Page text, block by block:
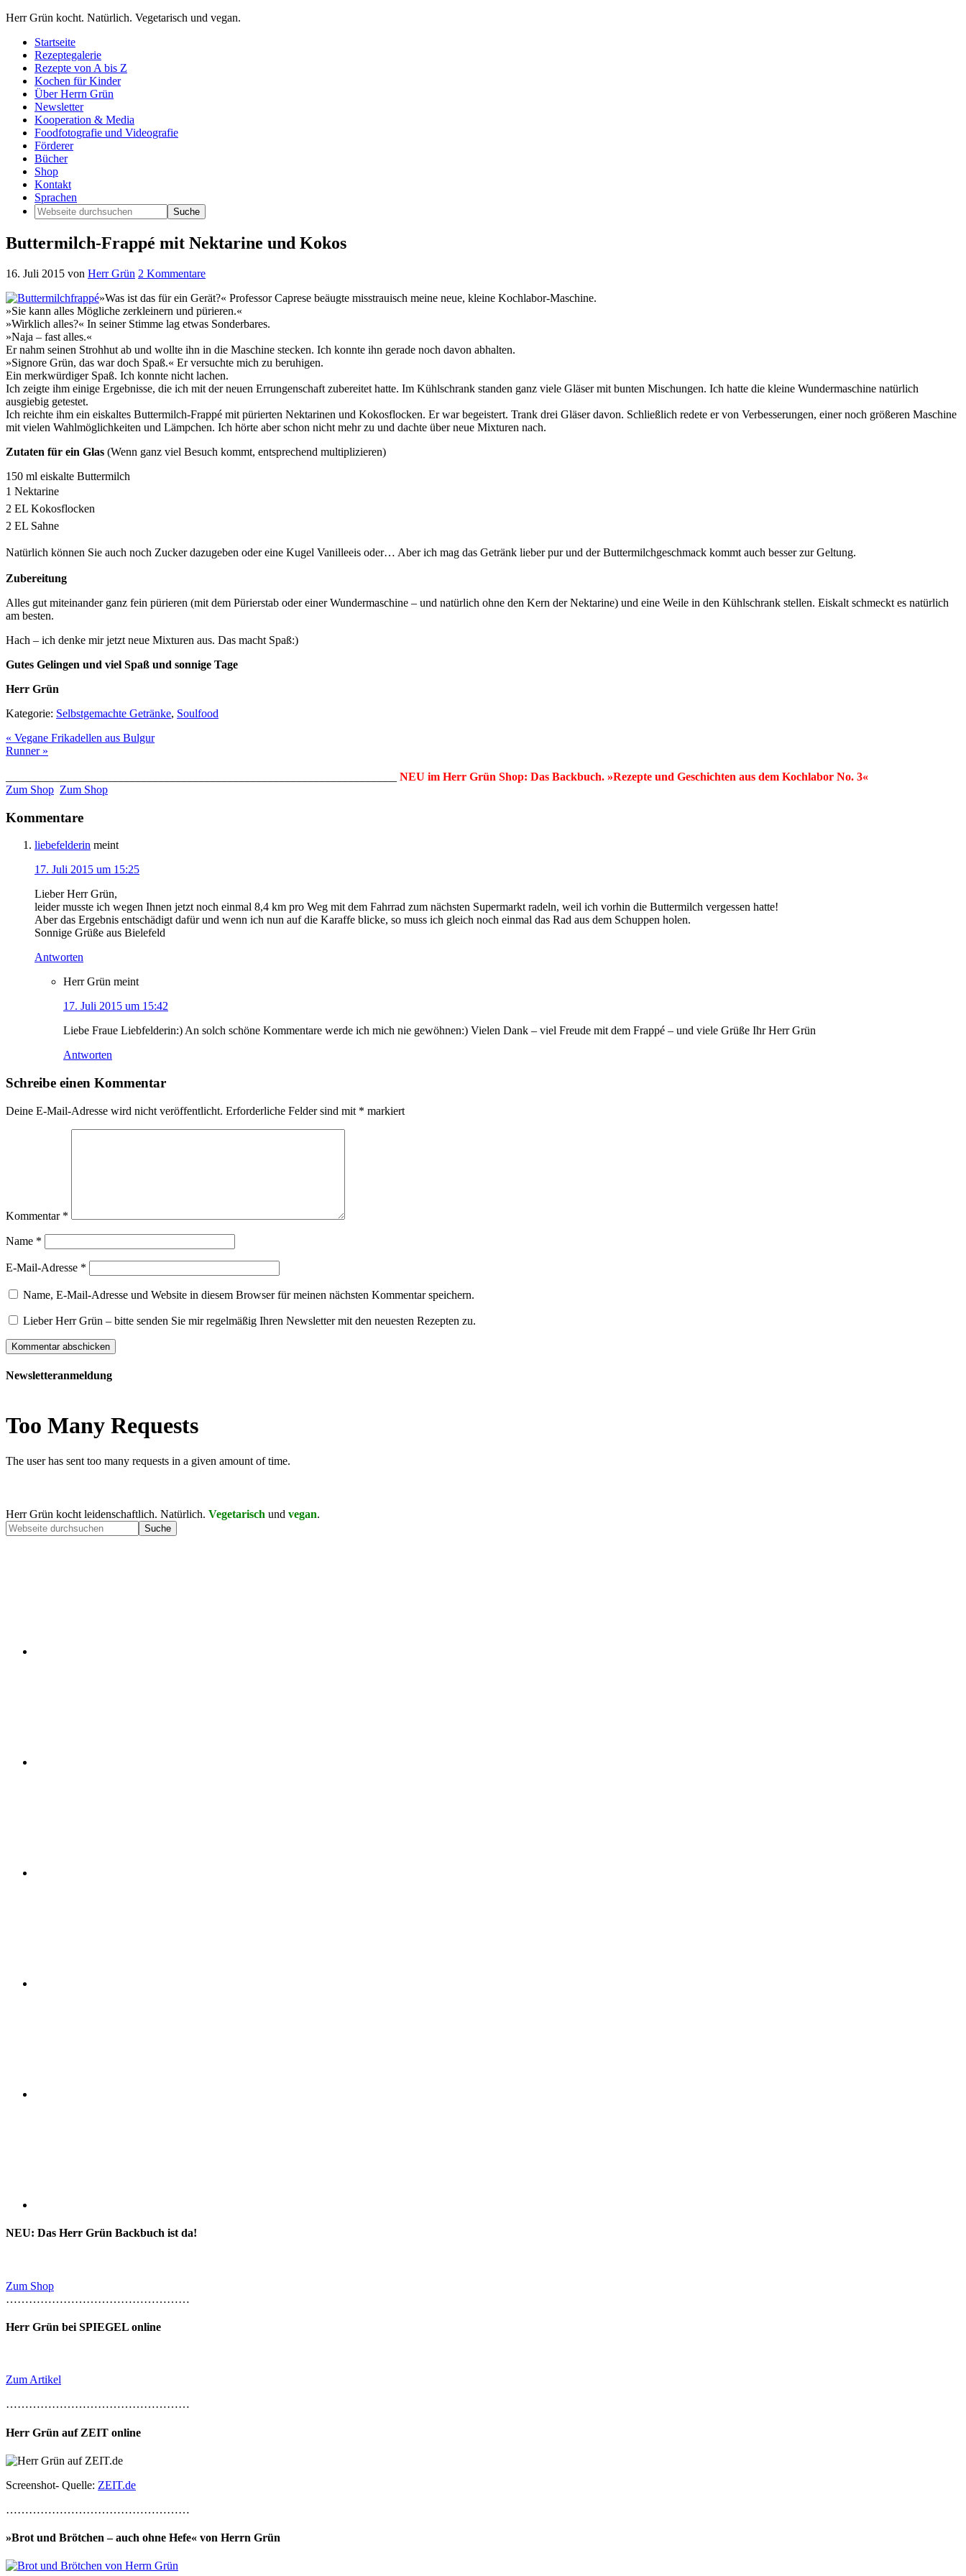
Herr Grün kocht. Natürlich. Vegetarisch und vegan.
Startseite
Rezeptegalerie
Rezepte von A bis Z
Kochen für Kinder
Über Herrn Grün
Newsletter
Kooperation & Media
Foodfotografie und Videografie
Förderer
Bücher
Shop
Kontakt
Sprachen
Buttermilch-Frappé mit Nektarine und Kokos
16. Juli 2015 von Herr Grün 2 Kommentare
»Was ist das für ein Gerät?« Professor Caprese beäugte misstrauisch meine neue, kleine Kochlabor-Maschine.
»Sie kann alles Mögliche zerkleinern und pürieren.«
»Wirklich alles?« In seiner Stimme lag etwas Sonderbares.
»Naja – fast alles.«
Er nahm seinen Strohhut ab und wollte ihn in die Maschine stecken. Ich konnte ihn gerade noch davon abhalten.
»Signore Grün, das war doch Spaß.« Er versuchte mich zu beruhigen.
Ein merkwürdiger Spaß. Ich konnte nicht lachen.
Ich zeigte ihm einige Ergebnisse, die ich mit der neuen Errungenschaft zubereitet hatte. Im Kühlschrank standen ganz viele Gläser mit bunten Mischungen. Ich hatte die kleine Wundermaschine natürlich
ausgiebig getestet.
Ich reichte ihm ein eiskaltes Buttermilch-Frappé mit pürierten Nektarinen und Kokosflocken. Er war begeistert. Trank drei Gläser davon. Schließlich redete er von Verbesserungen, einer noch größeren Maschine
mit vielen Wahlmöglichkeiten und Lämpchen. Ich hörte aber schon nicht mehr zu und dachte über neue Mixturen nach.
Zutaten für ein Glas (Wenn ganz viel Besuch kommt, entsprechend multiplizieren)
150 ml eiskalte Buttermilch
1 Nektarine
2 EL Kokosflocken
2 EL Sahne
Natürlich können Sie auch noch Zucker dazugeben oder eine Kugel Vanilleeis oder… Aber ich mag das Getränk lieber pur und der Buttermilchgeschmack kommt auch besser zur Geltung.
Zubereitung
Alles gut miteinander ganz fein pürieren (mit dem Pürierstab oder einer Wundermaschine – und natürlich ohne den Kern der Nektarine) und eine Weile in den Kühlschrank stellen. Eiskalt schmeckt es natürlich
am besten.
Hach – ich denke mir jetzt neue Mixturen aus. Das macht Spaß:)
Gutes Gelingen und viel Spaß und sonnige Tage
Herr Grün
Kategorie: Selbstgemachte Getränke, Soulfood
« Vegane Frikadellen aus Bulgur
Runner »
NEU im Herr Grün Shop: Das Backbuch. »Rezepte und Geschichten aus dem Kochlabor No. 3«
Zum Shop Zum Shop
Kommentare
liebefelderin meint
17. Juli 2015 um 15:25
Lieber Herr Grün,
leider musste ich wegen Ihnen jetzt noch einmal 8,4 km pro Weg mit dem Fahrrad zum nächsten Supermarkt radeln, weil ich vorhin die Buttermilch vergessen hatte!
Aber das Ergebnis entschädigt dafür und wenn ich nun auf die Karaffe blicke, so muss ich gleich noch einmal das Rad aus dem Schuppen holen.
Sonnige Grüße aus Bielefeld
Antworten
Herr Grün meint
17. Juli 2015 um 15:42
Liebe Fraue Liebfelderin:) An solch schöne Kommentare werde ich mich nie gewöhnen:) Vielen Dank – viel Freude mit dem Frappé – und viele Grüße Ihr Herr Grün
Antworten
Schreibe einen Kommentar
Deine E-Mail-Adresse wird nicht veröffentlicht. Erforderliche Felder sind mit * markiert
Kommentar *
Name *
E-Mail-Adresse *
Name, E-Mail-Adresse und Website in diesem Browser für meinen nächsten Kommentar speichern.
Lieber Herr Grün – bitte senden Sie mir regelmäßig Ihren Newsletter mit den neuesten Rezepten zu.
Newsletteranmeldung
Herr Grün kocht leidenschaftlich. Natürlich. Vegetarisch und vegan.
NEU: Das Herr Grün Backbuch ist da!
Zum Shop
…………………………………………
Herr Grün bei SPIEGEL online
Zum Artikel
…………………………………………
Herr Grün auf ZEIT online
Screenshot- Quelle: ZEIT.de
…………………………………………
»Brot und Brötchen – auch ohne Hefe« von Herrn Grün